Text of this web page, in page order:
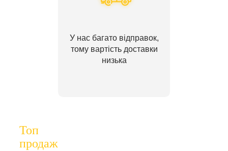
У нас багато відправок,
тому вартість доставки
низька
Топ
продаж